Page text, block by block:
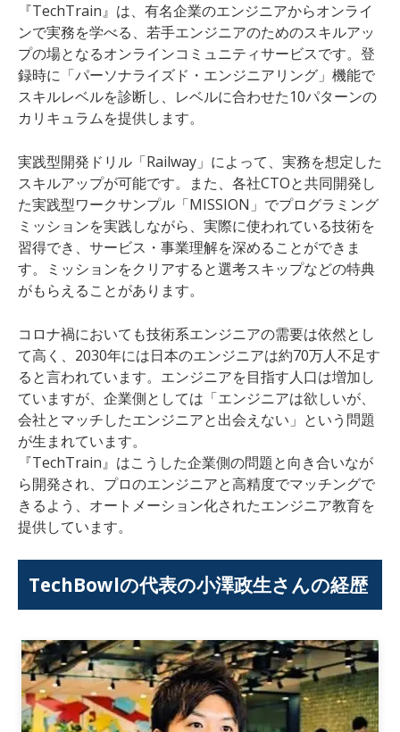
『TechTrain』 は、有名企業のエンジニアからオンライ
ンで実務を学べる、若手エンジニアのためのスキルアッ
プの場となるオンラインコミュニティサービスです。登
録時に「パーソナライズド・エンジニアリング」機能で
スキルレベルを診断し、レベルに合わせた10パターンの
カリキュラムを提供します。
実践型開発ドリル「Railway」によって、実務を想定した
スキルアップが可能です。また、各社CTOと共同開発し
た実践型ワークサンプル「MISSION」でプログラミング
ミッションを実践しながら、実際に使われている技術を
習得でき、サービス・事業理解を深めることができま
す。ミッションをクリアすると選考スキップなどの特典
がもらえることがあります。
コロナ禍においても技術系エンジニアの需要は依然とし
て高く、2030年には日本のエンジニアは約70万人不足す
ると言われています。エンジニアを目指す人口は増加し
ていますが、企業側としては「エンジニアは欲しいが、
会社とマッチしたエンジニアと出会えない」という問題
が生まれています。
『TechTrain』はこうした企業側の問題と向き合いなが
ら開発され、プロのエンジニアと高精度でマッチングで
きるよう、オートメーション化されたエンジニア教育を
提供しています。
TechBowlの代表の小澤政生さんの経歴